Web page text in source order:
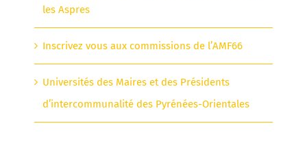
les Aspres
Inscrivez vous aux commissions de l’AMF66
Universités des Maires et des Présidents
d’intercommunalité des Pyrénées-Orientales